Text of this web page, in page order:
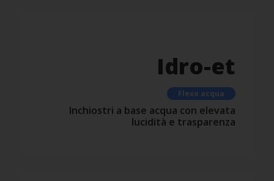
Idro-et
Flexo acqua
Inchiostri a base acqua con elevata
lucidità e trasparenza